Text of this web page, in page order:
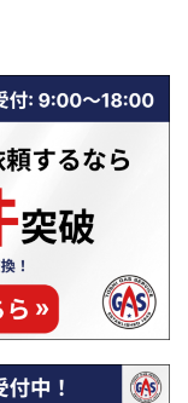
され
りま
や
やす
ジフー
な原
専門
かり
ご覧
ど
います。 実
表示される
器の状態や
す。正しく
ずに対処で